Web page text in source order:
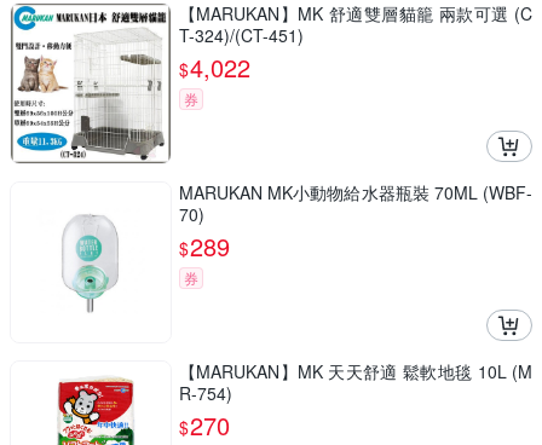
【MARUKAN】MK 舒適雙層貓籠 兩款可選 (C
T-324)/(CT-451)
$4,022
券
MARUKAN MK小動物給水器瓶裝 70ML (WBF-
70)
$289
券
【MARUKAN】MK 天天舒適 鬆軟地毯 10L (M
R-754)
$270